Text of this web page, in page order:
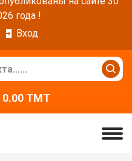
года !
Вход
0.00TMT